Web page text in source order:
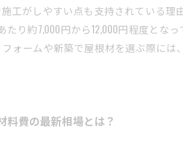
工がしやすい点も支持されている
り約7,000円から12,000円程度とな
ォームや新築で屋根材を選ぶ際に
費の最新相場とは？